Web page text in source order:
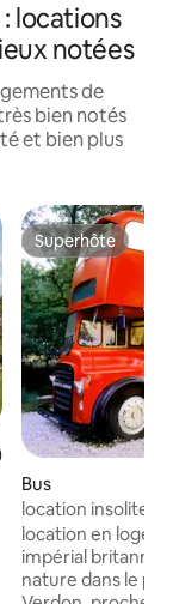
locations
notées
de
bien notés
et bien plus
sur la
Superhôte
Superhôte
Bus
location insolite -
Verdon
location en
impérial
nature dans le